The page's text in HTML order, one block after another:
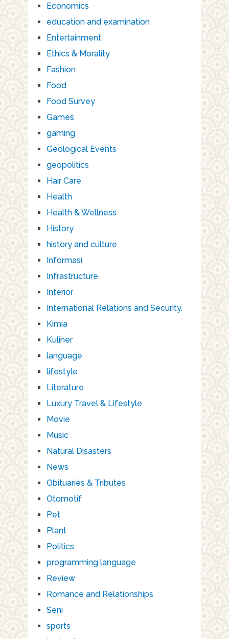
Economics
education and examination
Entertainment
Ethics & Morality
Fashion
Food
Food Survey
Games
gaming
Geological Events
geopolitics
Hair Care
Health
Health & Wellness
History
history and culture
Informasi
Infrastructure
Interior
International Relations and Security.
Kimia
Kuliner
language
lifestyle
Literature
Luxury Travel & Lifestyle
Movie
Music
Natural Disasters
News
Obituaries & Tributes
Otomotif
Pet
Plant
Politics
programming language
Review
Romance and Relationships
Seni
sports